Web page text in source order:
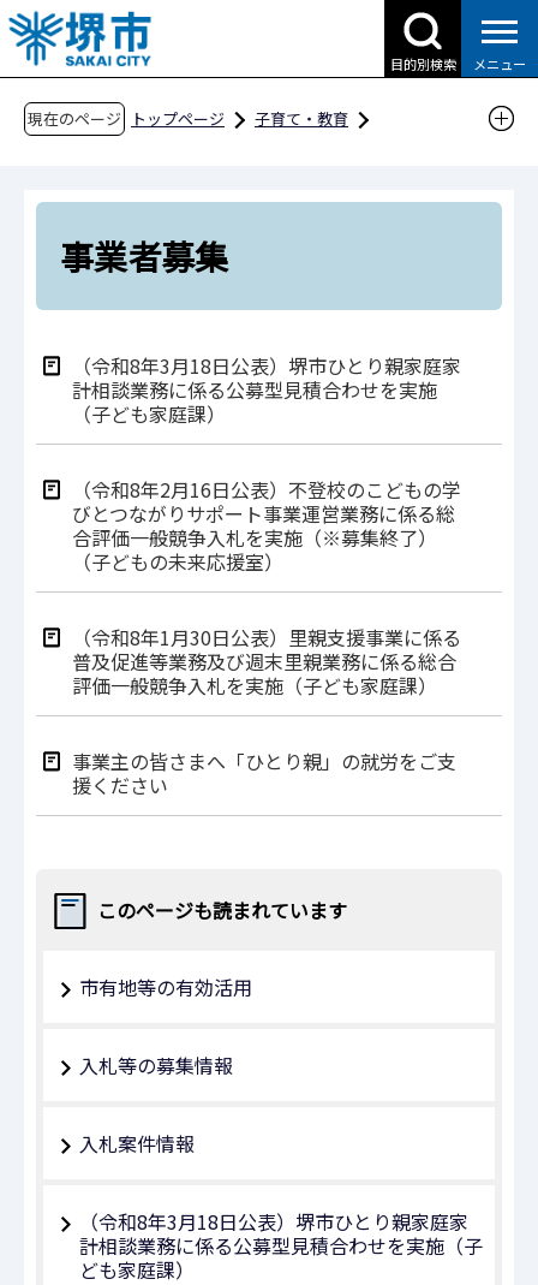
こ
の
ペ
目的別検索 メニュー
現在のページ トップページ
子育て・教育
募集情報
事業者募集
事業者募集
（令和8年3月18日公表）堺市ひとり親家庭家
計相談業務に係る公募型見積合わせを実施
（子ども家庭課）
（令和8年2月16日公表）不登校のこどもの学
びとつながりサポート事業運営業務に係る総
合評価一般競争入札を実施（※募集終了）
（子どもの未来応援室）
（令和8年1月30⽇公表）里親支援事業に係る
普及促進等業務及び週末里親業務に係る総合
評価⼀般競争⼊札を実施（⼦ども家庭課）
事業主の皆さまへ「ひとり親」の就労をご支
援ください
このページも読まれています
市有地等の有効活用
入札等の募集情報
入札案件情報
（令和8年3月18日公表）堺市ひとり親家庭家
計相談業務に係る公募型見積合わせを実施（子
ども家庭課）